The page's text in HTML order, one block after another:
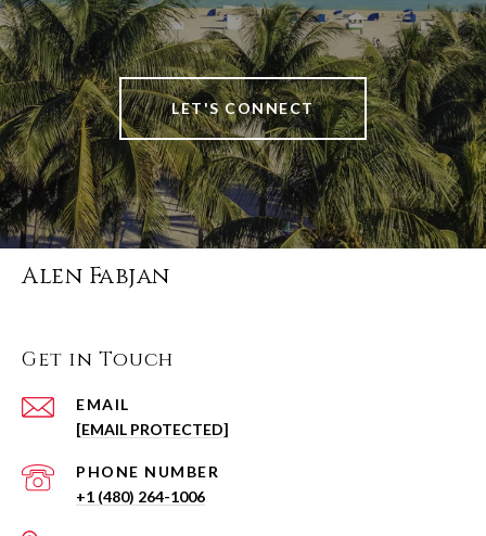
LET'S CONNECT
Alen Fabjan
Get in Touch
EMAIL
[EMAIL PROTECTED]
PHONE NUMBER
+1 (480) 264-1006